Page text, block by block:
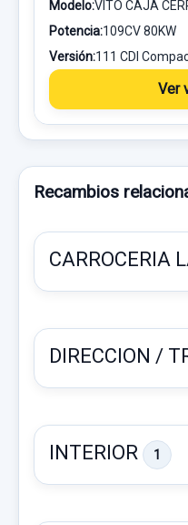
Modelo:VITO CAJA
Potencia:109CV 80KW
Versión:111 CDI
Ver
Recambios
CARROCERIA
DIRECCION /
INTERIOR 1